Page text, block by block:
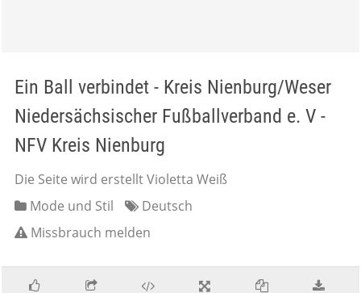
Ein Ball verbindet - Kreis Nienburg/Weser
Niedersächsischer Fußballverband e. V -
NFV Kreis Nienburg
Die Seite wird erstellt Violetta Weiß
Mode und Stil
Deutsch
Missbrauch melden